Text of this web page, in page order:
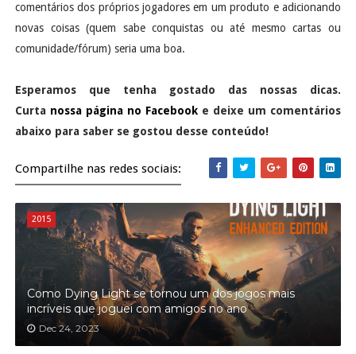
comentários dos próprios jogadores em um produto e adicionando
novas coisas (quem sabe conquistas ou até mesmo cartas ou
comunidade/fórum) seria uma boa.
Esperamos que tenha gostado das nossas dicas.
Curta nossa página no Facebook e deixe um comentários
abaixo para saber se gostou desse conteúdo!
Compartilhe nas redes sociais:
2015
Como Dying Light se tornou um dos jogos mais
incríveis que joguei com amigos no ano
Dec 24, 2023